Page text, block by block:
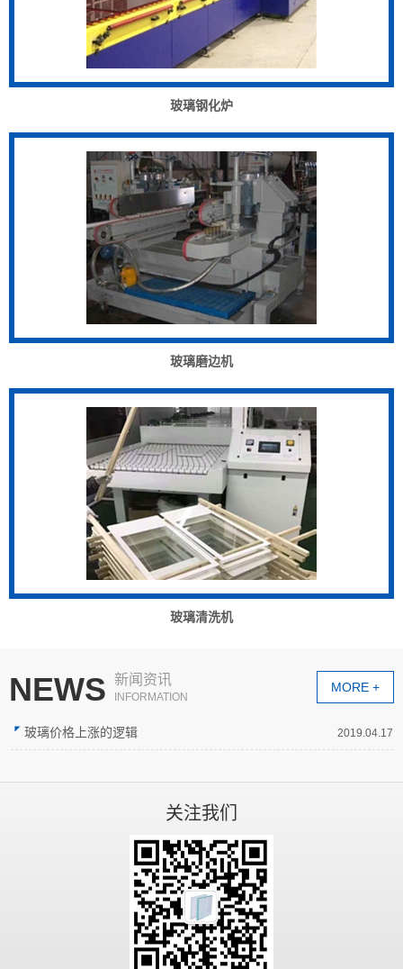
玻璃钢化炉
玻璃磨边机
玻璃清洗机
NEWS 新闻资讯
INFORMATION
MORE +
玻璃价格上涨的逻辑 2019.04.17
关注我们